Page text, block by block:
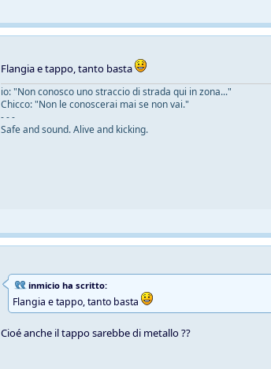
Flangia e tappo, tanto basta
io: "Non conosco uno straccio di strada qui in zona..."
Chicco: "Non le conoscerai mai se non vai."
- - -
Safe and sound. Alive and kicking.
inmicio ha scritto:
Flangia e tappo, tanto basta
Cioé anche il tappo sarebbe di metallo ??